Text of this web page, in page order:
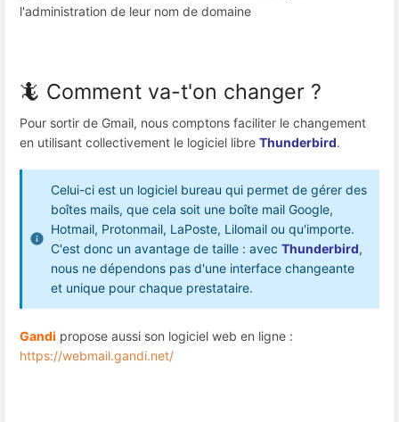
l'administration de leur nom de domaine
🦎 Comment va-t'on changer ?
Pour sortir de Gmail, nous comptons faciliter le changement
en utilisant collectivement le logiciel libre Thunderbird.
Celui-ci est un logiciel bureau qui permet de gérer des
boîtes mails, que cela soit une boîte mail Google,
Hotmail, Protonmail, LaPoste, Lilomail ou qu'importe.
C'est donc un avantage de taille : avec Thunderbird,
nous ne dépendons pas d'une interface changeante
et unique pour chaque prestataire.
Gandi propose aussi son logiciel web en ligne :
https://webmail.gandi.net/